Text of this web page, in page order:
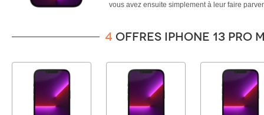
vous avez ensuite simplement à leur faire
4 offres iPhone 13 Pro